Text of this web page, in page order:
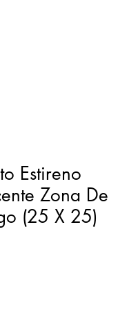
Estireno
Zona De
(25 X 25)